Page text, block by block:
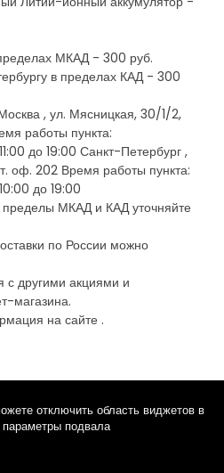
МКАД - 300 руб.
в пределах КАД - 300
, ул. Мясницкая, 30/1/2,
работы пункта:
до 19:00 Санкт-Петербург ,
оф. 202 Время работы пункта:
до 19:00
пределы МКАД и КАД уточняйте
по России можно
с другими акциями и
магазина.
на сайте .
отключить область виджетов в
подвала